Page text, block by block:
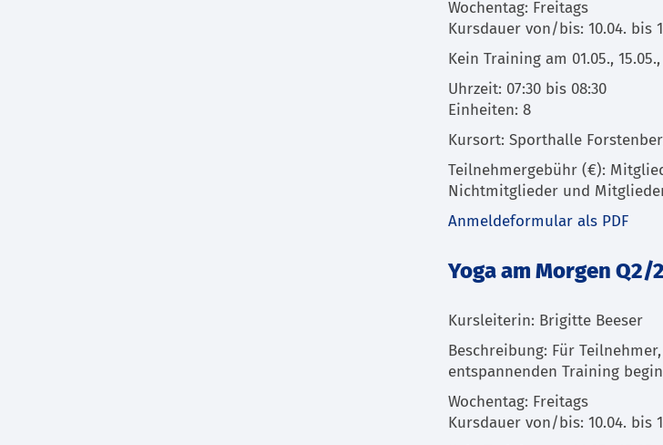
Wochentag: Freitags
Kursdauer von/bis: 10.04. bis
Kein Training am 01.05.,
Uhrzeit: 07:30 bis 08:30
Einheiten: 8
Kursort: Sporthalle
Teilnehmergebühr (€):
Nichtmitglieder und
Anmeldeformular als PDF
Yoga am Morgen Q2/
Kursleiterin: Brigitte Beeser
Beschreibung: Für
entspannenden Training
Wochentag: Freitags
Kursdauer von/bis: 10.04. bis